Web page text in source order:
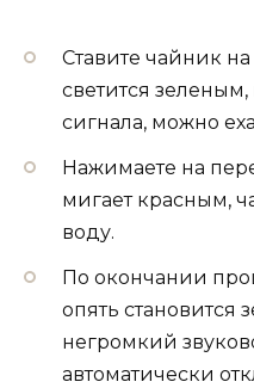
Ставите чайник
светится
сигнала, можно
Нажимаете на
мигает красным,
воду.
По окончании
опять становится
негромкий
автоматически